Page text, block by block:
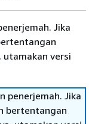
Jika
utamakan versi
penerjemah. Jika
bertentangan